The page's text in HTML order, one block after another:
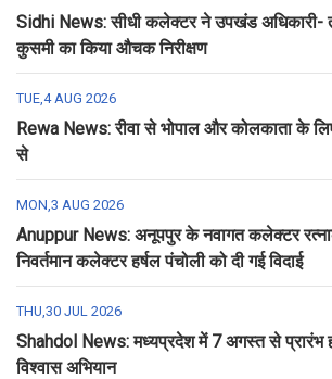
Sidhi News: सीधी कलेक्टर ने उपखंड अधिकारी-
कुसमी का किया औचक निरीक्षण
TUE,4 AUG 2026
Rewa News: रीवा से भोपाल और कोलकाता के
से
MON,3 AUG 2026
Anuppur News: अनूपपुर के नवागत कलेक्टर
निवर्तमान कलेक्टर हर्षल पंचोली को दी गई विदाई
THU,30 JUL 2026
Shahdol News: मध्यप्रदेश में 7 अगस्त से प्रारंभ
विश्वास अभियान